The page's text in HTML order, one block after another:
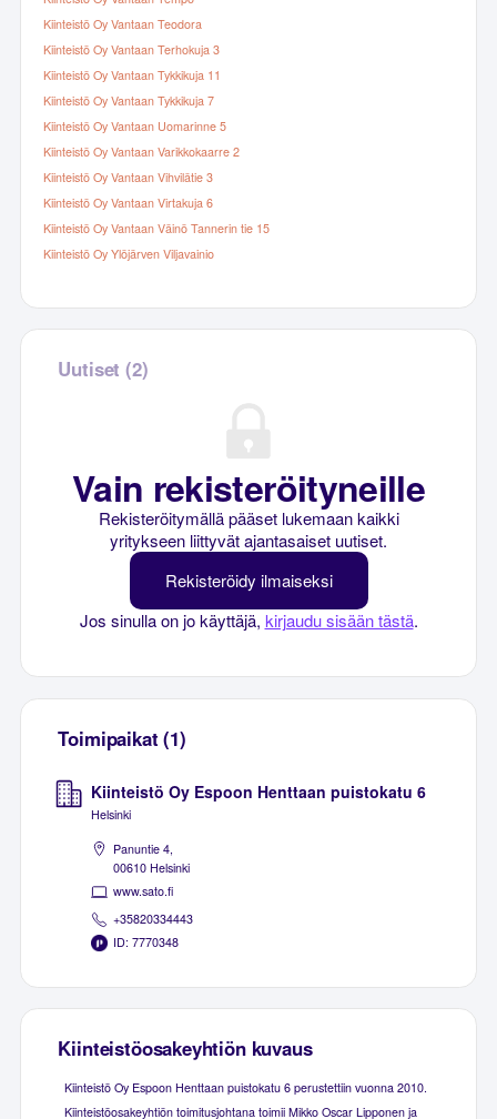
Kiinteistö Oy Vantaan Teodora
Kiinteistö Oy Vantaan Terhokuja 3
Kiinteistö Oy Vantaan Tykkikuja 11
Kiinteistö Oy Vantaan Tykkikuja 7
Kiinteistö Oy Vantaan Uomarinne 5
Kiinteistö Oy Vantaan Varikkokaarre 2
Kiinteistö Oy Vantaan Vihvilätie 3
Kiinteistö Oy Vantaan Virtakuja 6
Kiinteistö Oy Vantaan Väinö Tannerin tie 15
Kiinteistö Oy Ylöjärven Viljavainio
Uutiset (2)
Vain rekisteröityneille
Rekisteröitymällä pääset lukemaan kaikki
yritykseen liittyvät ajantasaiset uutiset.
Rekisteröidy ilmaiseksi
Jos sinulla on jo käyttäjä, kirjaudu sisään tästä.
Toimipaikat (1)
Kiinteistö Oy Espoon Henttaan puistokatu 6
Helsinki
Panuntie 4,
00610 Helsinki
www.sato.fi
+35820334443
ID: 7770348
Kiinteistöosakeyhtiön kuvaus
Kiinteistö Oy Espoon Henttaan puistokatu 6 perustettiin vuonna 2010.
Kiinteistöosakeyhtiön toimitusjohtana toimii Mikko Oscar Lipponen ja